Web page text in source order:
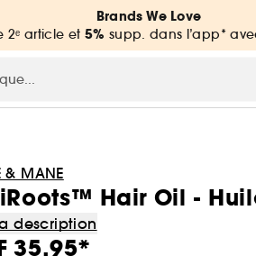
Brands We Love
2ᵉ article et 5% supp. dans l’app*
& MANE
Hair Oil -
description
35.95*